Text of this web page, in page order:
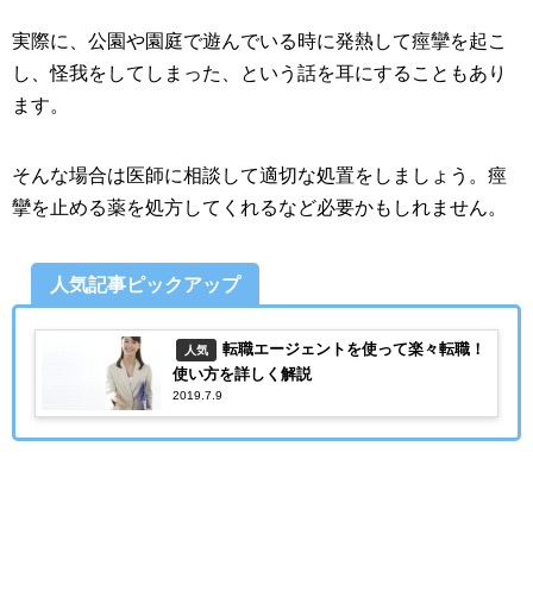
実際に、公園や園庭で遊んでいる時に発熱して痙攣を起こ
し、怪我をしてしまった、という話を耳にすることもあり
ます。
そんな場合は医師に相談して適切な処置をしましょう。痙
攣を止める薬を処方してくれるなど必要かもしれません。
人気記事ピックアップ
人気
転職エージェントを使って楽々転職！
使い方を詳しく解説
2019.7.9